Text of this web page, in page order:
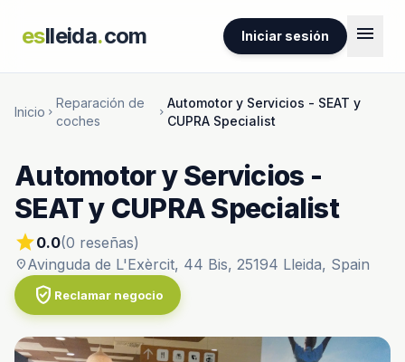
eslleida.com Iniciar sesión menu
Inicio chevron_right
Reparación de
coches
chevron_right
Automotor y Servicios - SEAT y
CUPRA Specialist
Automotor y Servicios -
SEAT y CUPRA Specialist
star0.0(0 reseñas)
location_onAvinguda de L'Exèrcit, 44 Bis, 25194 Lleida, Spain
verified_user Reclamar negocio